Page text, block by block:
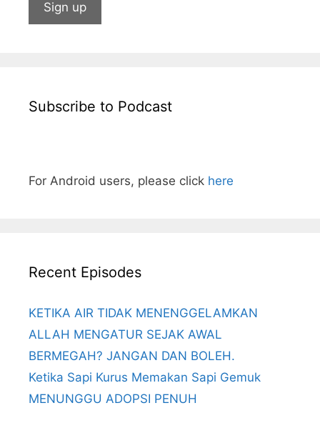
Subscribe to Podcast
For Android users, please click here
Recent Episodes
KETIKA AIR TIDAK MENENGGELAMKAN
ALLAH MENGATUR SEJAK AWAL
BERMEGAH? JANGAN DAN BOLEH.
Ketika Sapi Kurus Memakan Sapi Gemuk
MENUNGGU ADOPSI PENUH